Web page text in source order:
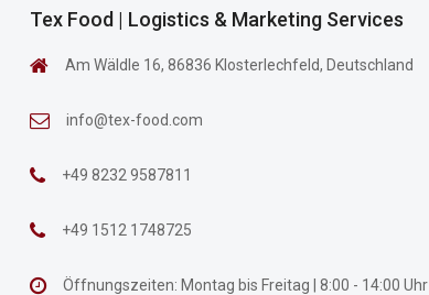
Tex Food | Logistics & Marketing Services
Am Wäldle 16, 86836 Klosterlechfeld, Deutschland
info@tex-food.com
+49 8232 9587811
+49 1512 1748725
Öffnungszeiten: Montag bis Freitag | 8:00 - 14:00 Uhr